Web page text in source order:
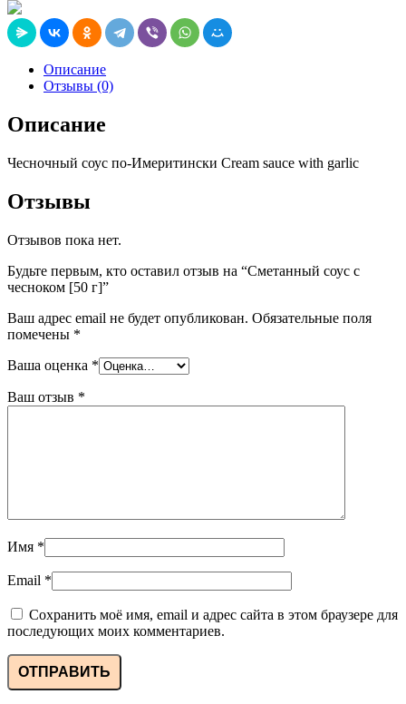
Описание
Отзывы (0)
Описание
Чесночный соус по-Имеритински Cream sauce with garlic
Отзывы
Отзывов пока нет.
Будьте первым, кто оставил отзыв на “Сметанный соус с
чесноком [50 г]”
Ваш адрес email не будет опубликован. Обязательные поля
помечены *
Ваша оценка *
Ваш отзыв *
Имя *
Email *
Сохранить моё имя, email и адрес сайта в этом браузере для
последующих моих комментариев.